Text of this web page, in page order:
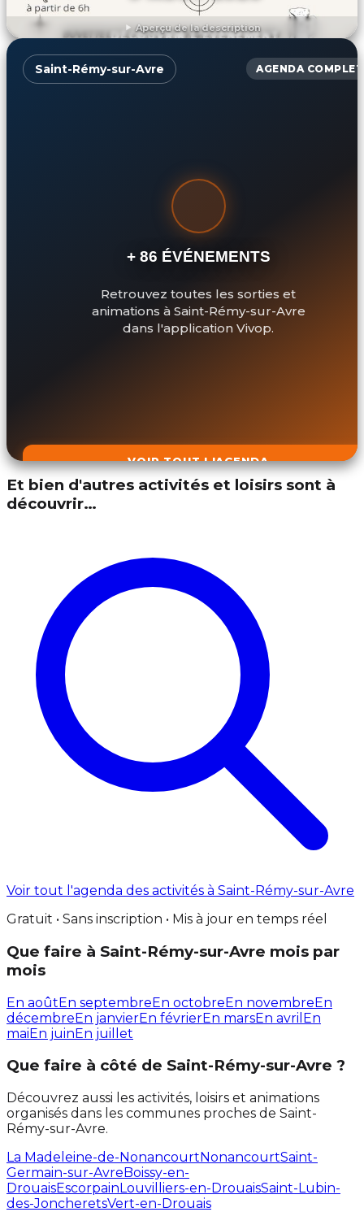
Aperçu de la description
DÉCOUVRIR L'ÉVÉNEMENT
Saint-Rémy-sur-Avre AGENDA COMPLET
+ 86 ÉVÉNEMENTS
Retrouvez toutes les sorties et
animations à Saint-Rémy-sur-Avre
dans l'application Vivop.
VOIR TOUT L'AGENDA
Et bien d'autres activités et loisirs sont à
découvrir…
Voir tout l'agenda des activités à Saint-Rémy-sur-Avre
Gratuit • Sans inscription • Mis à jour en temps réel
Que faire à Saint-Rémy-sur-Avre mois par
mois
En aoûtEn septembreEn octobreEn novembreEn
décembreEn janvierEn févrierEn marsEn avril En
maiEn juinEn juillet
Que faire à côté de Saint-Rémy-sur-Avre ?
Découvrez aussi les activités, loisirs et animations
organisés dans les communes proches de Saint-
Rémy-sur-Avre.
La Madeleine-de-NonancourtNonancourtSaint-
Germain-sur-AvreBoissy-en-
DrouaisEscorpainLouvilliers-en-DrouaisSaint-Lubin-
des-JoncheretsVert-en-Drouais